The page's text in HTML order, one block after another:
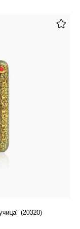
(20320)